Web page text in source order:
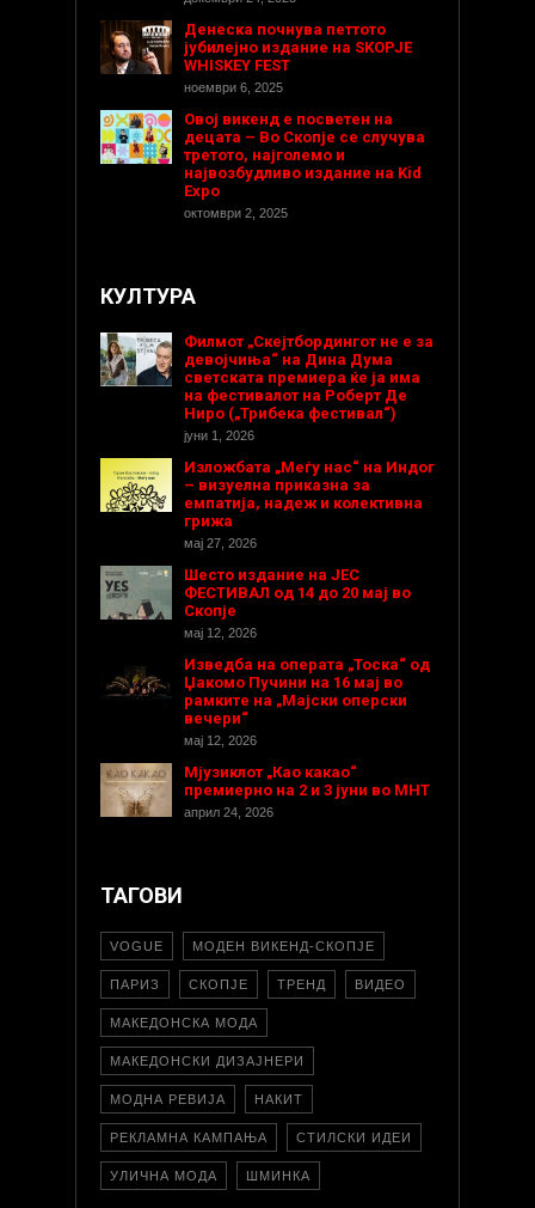
Денеска почнува петтото
јубилејно издание на SKOPJE
WHISKEY FEST
ноември 6, 2025
Овој викенд е посветен на
децата – Во Скопје се случува
третото, најголемо и
највозбудливо издание на Kid
Expo
октомври 2, 2025
КУЛТУРА
Филмот „Скејтбордингот не е за
девојчиња“ на Дина Дума
светската премиера ќе ја има
на фестивалот на Роберт Де
Ниро („Трибека фестивал“)
јуни 1, 2026
Изложбата „Меѓу нас“ на Индог
– визуелна приказна за
емпатија, надеж и колективна
грижа
мај 27, 2026
Шесто издание на ЈЕС
ФЕСТИВАЛ од 14 до 20 мај во
Скопје
мај 12, 2026
Изведба на операта „Тоска“ од
Џакомо Пучини на 16 мај во
рамките на „Мајски оперски
вечери“
мај 12, 2026
Мјузиклот „Као какао“
премиерно на 2 и 3 јуни во МНТ
април 24, 2026
ТАГОВИ
VOGUE МОДЕН ВИКЕНД-СКОПЈЕ
ПАРИЗ СКОПЈЕ ТРЕНД ВИДЕО
МАКЕДОНСКА МОДА
МАКЕДОНСКИ ДИЗАЈНЕРИ
МОДНА РЕВИЈА НАКИТ
РЕКЛАМНА КАМПАЊА СТИЛСКИ ИДЕИ
УЛИЧНА МОДА ШМИНКА